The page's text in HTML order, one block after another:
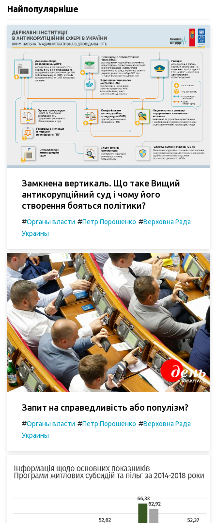
Найпопулярніше
Замкнена вертикаль. Що таке Вищий
антикорупційний суд і чому його
створення бояться політики?
#Органы власти #Петр Порошенко #Верховна Рада
Украины
Запит на справедливість або популізм?
#Органы власти #Петр Порошенко #Верховна Рада
Украины